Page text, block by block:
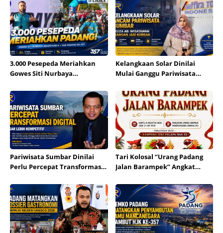
3.000 Pesepeda Meriahkan
Gowes Siti Nurbaya
Kelangkaan Solar Dinilai
Mulai Ganggu Pariwisata
Distribusi Segera Normal
Pariwisata Sumbar Dinilai
Perlu Percepat Transformasi
Tari Kolosal “Urang Padang
Jalan Barampek” Angkat
Padang Ke-357